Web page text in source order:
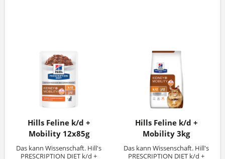
Hills Feline k/d +
Mobility 12x85g
Das kann Wissenschaft. Hill's
PRESCRIPTION DIET k/d +
Hills Feline k/d +
Mobility 3kg
Das kann Wissenschaft. Hill's
PRESCRIPTION DIET k/d +